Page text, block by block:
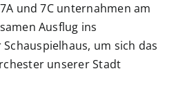
und 7C unternahmen am
Ausflug ins
um sich das
unserer Stadt